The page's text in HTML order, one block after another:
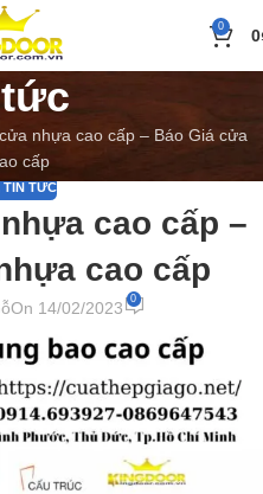
0 0
nhựa cao cấp – Báo Giá cửa
cấp
TIN TỨC
cao cấp –
cao cấp
On 14/02/2023 0